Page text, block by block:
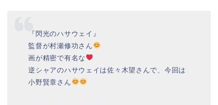
『閃光のハサウェイ』
監督が村瀬修功さん
画が精密で有名な
逆シャアのハサウェイは佐々木望さんで、今回は
小野賢章さん